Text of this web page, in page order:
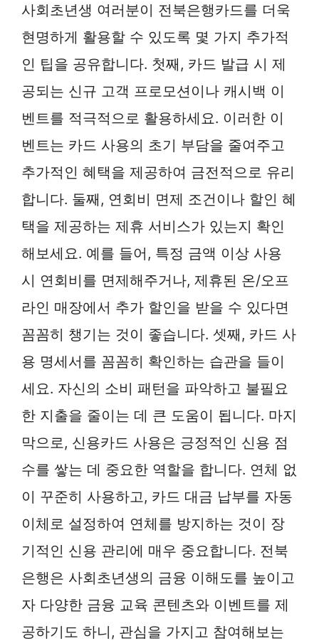
사회초년생 여러분이 전북은행카드를 더욱
현명하게 활용할 수 있도록 몇 가지 추가적
인 팁을 공유합니다. 첫째, 카드 발급 시 제
공되는 신규 고객 프로모션이나 캐시백 이
벤트를 적극적으로 활용하세요. 이러한 이
벤트는 카드 사용의 초기 부담을 줄여주고
추가적인 혜택을 제공하여 금전적으로 유리
합니다. 둘째, 연회비 면제 조건이나 할인 혜
택을 제공하는 제휴 서비스가 있는지 확인
해보세요. 예를 들어, 특정 금액 이상 사용
시 연회비를 면제해주거나, 제휴된 온/오프
라인 매장에서 추가 할인을 받을 수 있다면
꼼꼼히 챙기는 것이 좋습니다. 셋째, 카드 사
용 명세서를 꼼꼼히 확인하는 습관을 들이
세요. 자신의 소비 패턴을 파악하고 불필요
한 지출을 줄이는 데 큰 도움이 됩니다. 마지
막으로, 신용카드 사용은 긍정적인 신용 점
수를 쌓는 데 중요한 역할을 합니다. 연체 없
이 꾸준히 사용하고, 카드 대금 납부를 자동
이체로 설정하여 연체를 방지하는 것이 장
기적인 신용 관리에 매우 중요합니다. 전북
은행은 사회초년생의 금융 이해도를 높이고
자 다양한 금융 교육 콘텐츠와 이벤트를 제
공하기도 하니, 관심을 가지고 참여해보는